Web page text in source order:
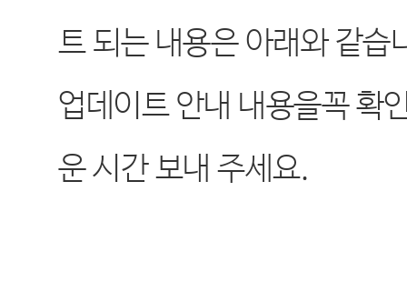
트 되는 내용은 아래와 같습
업데이트 안내 내용을꼭 확
운 시간 보내 주세요.